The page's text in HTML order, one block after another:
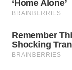
LIKUPANG
WN